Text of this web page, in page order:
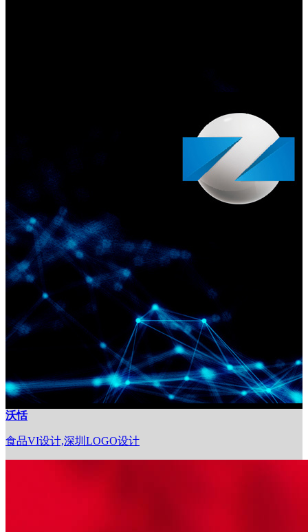
沃恬
食品VI设计,深圳LOGO设计